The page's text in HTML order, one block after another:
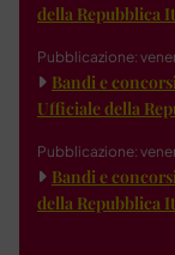
della Repubblica
Pubblicazione:
Bandi e
Ufficiale della
Pubblicazione:
Bandi e
della Repubblica